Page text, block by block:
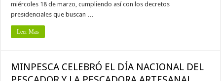
miércoles 18 de marzo, cumpliendo así con los decretos
presidenciales que buscan …
Leer Mas
MINPESCA CELEBRÓ EL DÍA NACIONAL DEL